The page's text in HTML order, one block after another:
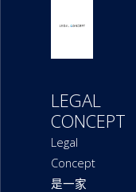
LEGAL
CONCEPT
Legal
Concept
是一家